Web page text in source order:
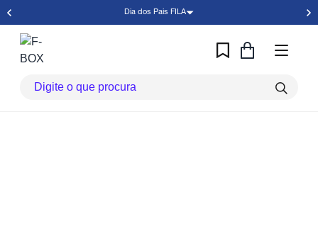
Dia dos Pais FILA